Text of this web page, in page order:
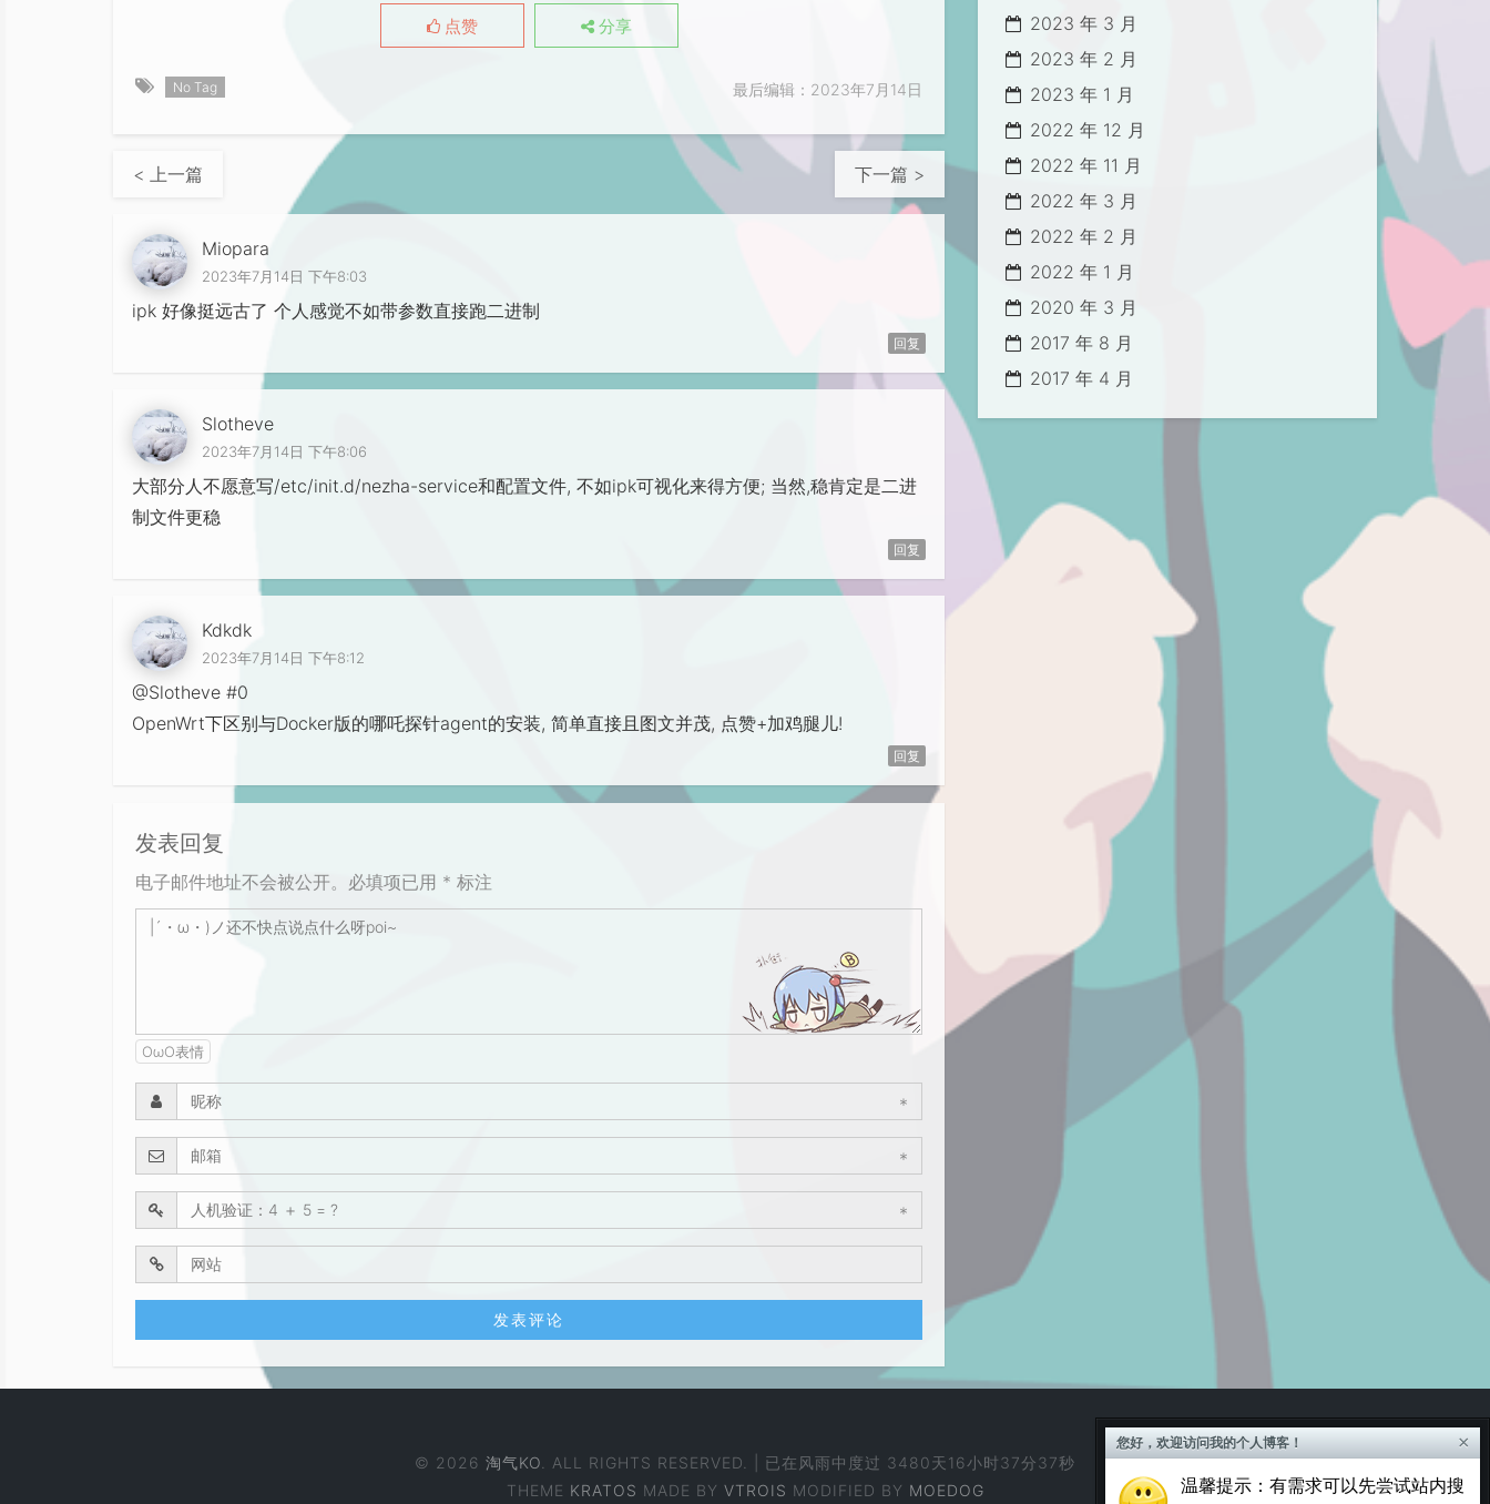
您好，欢迎访问我的个人博客！
×
温馨提示：有需求可以先尝试站内搜
点赞 分享
No Tag 最后编辑：2023年7月14日
< 上一篇 下一篇 >
Miopara
2023年7月14日 下午8:03
ipk 好像挺远古了 个人感觉不如带参数直接跑二进制
回复
Slotheve
2023年7月14日 下午8:06
大部分人不愿意写/etc/init.d/nezha-service和配置文件, 不如ipk可视化来得方便; 当然,稳肯定是二进
制文件更稳
回复
Kdkdk
2023年7月14日 下午8:12
@Slotheve #0
OpenWrt下区别与Docker版的哪吒探针agent的安装, 简单直接且图文并茂, 点赞+加鸡腿儿!
回复
发表回复
电子邮件地址不会被公开。必填项已用 * 标注
OωO表情
*
*
*
2023 年 3 月
2023 年 2 月
2023 年 1 月
2022 年 12 月
2022 年 11 月
2022 年 3 月
2022 年 2 月
2022 年 1 月
2020 年 3 月
2017 年 8 月
2017 年 4 月
© 2026 淘气KO . ALL RIGHTS RESERVED. | 已在风雨中度过 3480天16小时37分37秒
THEME KRATOS MADE BY VTROIS MODIFIED BY MOEDOG